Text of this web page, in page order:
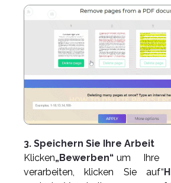
3. Speichern Sie Ihre Arbeit
Klicken„Bewerben“ um Ihre
verarbeiten, klicken Sie auf“